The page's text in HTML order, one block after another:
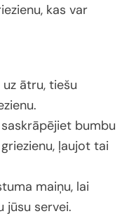
kas var
ātru, tiešu
bumbu
ļaujot tai
maiņu, lai
jūsu servei.